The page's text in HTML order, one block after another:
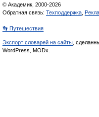
© Академик, 2000-2026
Обратная связь: Техподдержка
👣 Путешествия
Экспорт словарей на сайты ,
WordPress, MODx.